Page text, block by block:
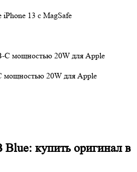
13 c MagSafe
мощностью 20W для Apple
Blue: купить оригинал в